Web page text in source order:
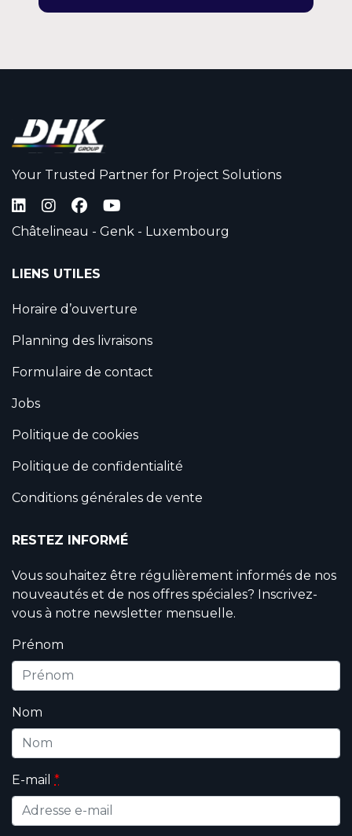
Your Trusted Partner for Project Solutions
Châtelineau - Genk - Luxembourg
LIENS UTILES
Horaire d’ouverture
Planning des livraisons
Formulaire de contact
Jobs
Politique de cookies
Politique de confidentialité
Conditions générales de vente
RESTEZ INFORMÉ
Vous souhaitez être régulièrement informés de nos
nouveautés et de nos offres spéciales? Inscrivez-
vous à notre newsletter mensuelle.
Prénom
Nom
E-mail *